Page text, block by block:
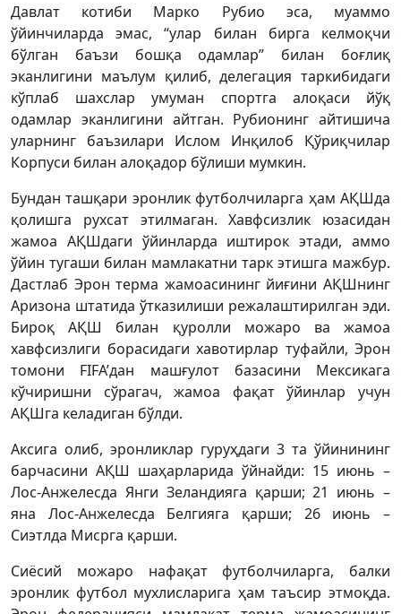
Давлат котиби Марко Рубио эса, муаммо
ўйинчиларда эмас, “улар билан бирга келмоқчи
бўлган баъзи бошқа одамлар” билан боғлиқ
эканлигини маълум қилиб, делегация таркибидаги
кўплаб шахслар умуман спортга алоқаси йўқ
одамлар эканлигини айтган. Рубионинг айтишича
уларнинг баъзилари Ислом Инқилоб Қўриқчилар
Корпуси билан алоқадор бўлиши мумкин.
Бундан ташқари эронлик футболчиларга ҳам АҚШда
қолишга рухсат этилмаган. Хавфсизлик юзасидан
жамоа АҚШдаги ўйинларда иштирок этади, аммо
ўйин тугаши билан мамлакатни тарк этишга мажбур.
Дастлаб Эрон терма жамоасининг йиғини АҚШнинг
Аризона штатида ўтказилиши режалаштирилган эди.
Бироқ АҚШ билан қуролли можаро ва жамоа
хавфсизлиги борасидаги хавотирлар туфайли, Эрон
томони FIFA’дан машғулот базасини Мексикага
кўчиришни сўрагач, жамоа фақат ўйинлар учун
АҚШга келадиган бўлди.
Аксига олиб, эронликлар гуруҳдаги 3 та ўйинининг
барчасини АҚШ шаҳарларида ўйнайди: 15 июнь –
Лос-Анжелесда Янги Зеландияга қарши; 21 июнь –
яна Лос-Анжелесда Белгияга қарши; 26 июнь –
Сиэтлда Мисрга қарши.
Сиёсий можаро нафақат футболчиларга, балки
эронлик футбол мухлисларига ҳам таъсир этмоқда.